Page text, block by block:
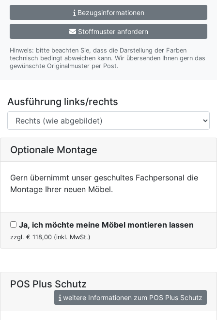
Bezugsinformationen
Stoffmuster anfordern
Hinweis: bitte beachten Sie, dass die Darstellung der Farben
technisch bedingt abweichen kann. Wir übersenden Ihnen gern das
gewünschte Originalmuster per Post.
Ausführung links/rechts
Optionale Montage
Gern übernimmt unser geschultes Fachpersonal die
Montage Ihrer neuen Möbel.
Ja, ich möchte meine Möbel montieren lassen
zzgl. € 118,00 (inkl. MwSt.)
POS Plus Schutz
weitere Informationen zum POS Plus Schutz